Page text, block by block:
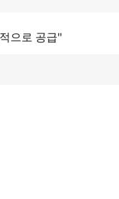
으로 공급"